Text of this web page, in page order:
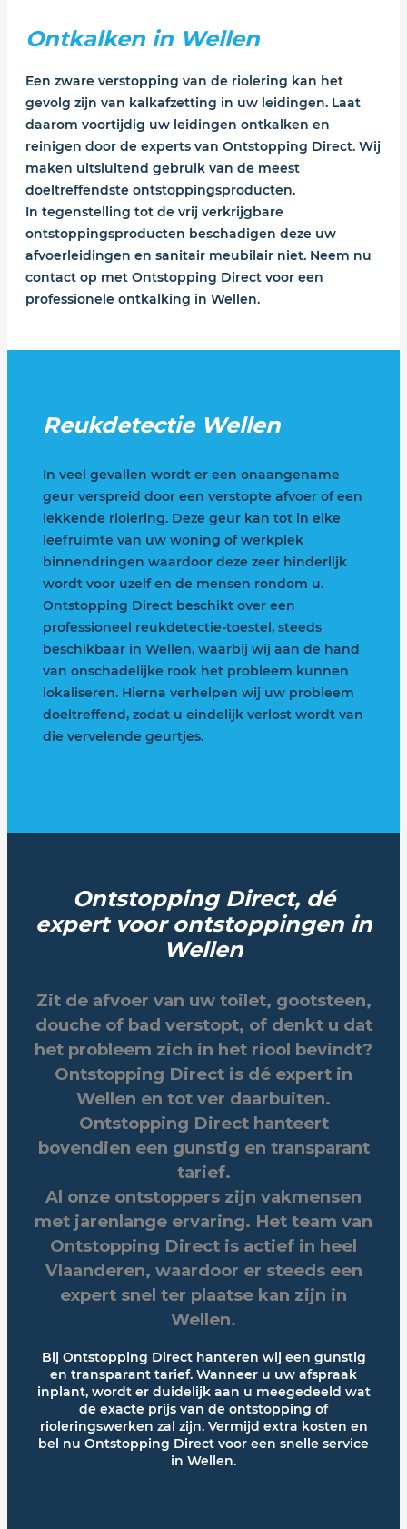
Ontkalken in Wellen
Een zware verstopping van de riolering kan het
gevolg zijn van kalkafzetting in uw leidingen. Laat
daarom voortijdig uw leidingen ontkalken en
reinigen door de experts van Ontstopping Direct. Wij
maken uitsluitend gebruik van de meest
doeltreffendste ontstoppingsproducten.
In tegenstelling tot de vrij verkrijgbare
ontstoppingsproducten beschadigen deze uw
afvoerleidingen en sanitair meubilair niet. Neem nu
contact op met Ontstopping Direct voor een
professionele ontkalking in Wellen.
Reukdetectie Wellen
In veel gevallen wordt er een onaangename
geur verspreid door een verstopte afvoer of een
lekkende riolering. Deze geur kan tot in elke
leefruimte van uw woning of werkplek
binnendringen waardoor deze zeer hinderlijk
wordt voor uzelf en de mensen rondom u.
Ontstopping Direct beschikt over een
professioneel reukdetectie-toestel, steeds
beschikbaar in Wellen, waarbij wij aan de hand
van onschadelijke rook het probleem kunnen
lokaliseren. Hierna verhelpen wij uw probleem
doeltreffend, zodat u eindelijk verlost wordt van
die vervelende geurtjes.
Ontstopping Direct, dé
expert voor ontstoppingen in
Wellen
Zit de afvoer van uw toilet, gootsteen,
douche of bad verstopt, of denkt u dat
het probleem zich in het riool bevindt?
Ontstopping Direct is dé expert in
Wellen en tot ver daarbuiten.
Ontstopping Direct hanteert
bovendien een gunstig en transparant
tarief.
Al onze ontstoppers zijn vakmensen
met jarenlange ervaring. Het team van
Ontstopping Direct is actief in heel
Vlaanderen, waardoor er steeds een
expert snel ter plaatse kan zijn in
Wellen.
Bij Ontstopping Direct hanteren wij een gunstig
en transparant tarief. Wanneer u uw afspraak
inplant, wordt er duidelijk aan u meegedeeld wat
de exacte prijs van de ontstopping of
rioleringswerken zal zijn. Vermijd extra kosten en
bel nu Ontstopping Direct voor een snelle service
in Wellen.